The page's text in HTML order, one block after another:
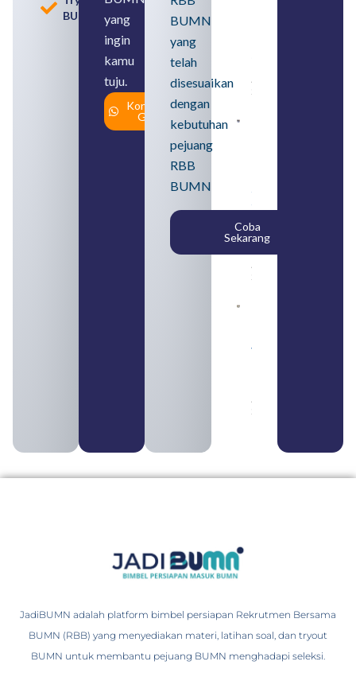
BUMN
yang
ingin
kamu
tuju.
Konsultasi
Gratis
BUMN
yang
telah
disesuaikan
dengan
kebutuhan
pejuang
RBB
BUMN
Coba
Sekarang
August 6,
2026
SMA
Syarat,
Posisi,
dan
Cara
Daftar
August 5,
2026
yang
August 4,
2026
JadiBUMN adalah platform bimbel persiapan Rekrutmen Bersama
BUMN (RBB) yang menyediakan materi, latihan soal, dan tryout
BUMN untuk membantu pejuang BUMN menghadapi seleksi.